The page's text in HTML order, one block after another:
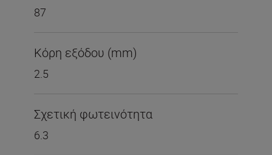
87
Κόρη εξόδου (mm)
2.5
Σχετική φωτεινότητα
6.3